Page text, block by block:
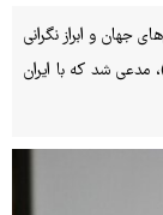
جهان و ابراز نگرانی
شد که با ایران